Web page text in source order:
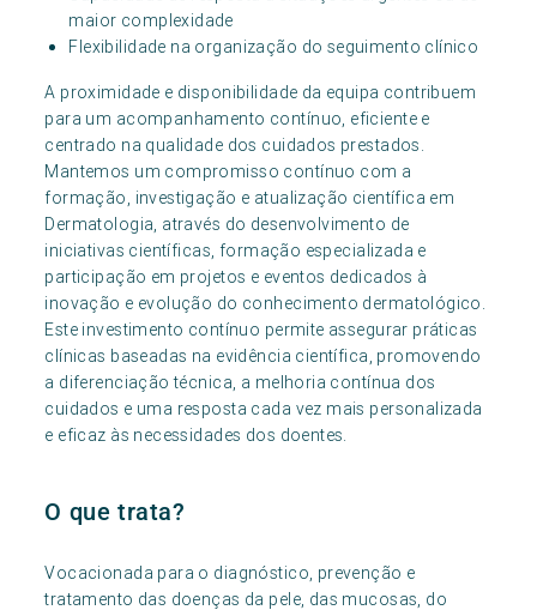
maior complexidade
Flexibilidade na organização do seguimento clínico
A proximidade e disponibilidade da equipa contribuem
para um acompanhamento contínuo, eficiente e
centrado na qualidade dos cuidados prestados.
Mantemos um compromisso contínuo com a
formação, investigação e atualização científica em
Dermatologia, através do desenvolvimento de
iniciativas científicas, formação especializada e
participação em projetos e eventos dedicados à
inovação e evolução do conhecimento dermatológico.
Este investimento contínuo permite assegurar práticas
clínicas baseadas na evidência científica, promovendo
a diferenciação técnica, a melhoria contínua dos
cuidados e uma resposta cada vez mais personalizada
e eficaz às necessidades dos doentes.
O que trata?
Vocacionada para o diagnóstico, prevenção e
tratamento das doenças da pele, das mucosas, do